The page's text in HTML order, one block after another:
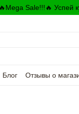
Sale!!!🔥 Успей
Блог Отзывы о